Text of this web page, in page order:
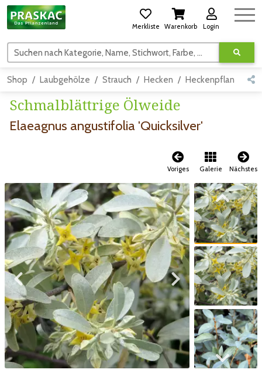
Merkliste Warenkorb Login
Suchen nach Kategorie, Name, Stichwort, Farbe, usw.
Shop Laubgehölze Strauch Hecken Heckenpflanzen
Schmalblättrige Ölweide
Elaeagnus angustifolia 'Quicksilver'
Voriges Galerie Nächstes
Zum vorigen Bild Zum nächsten Bild
Zum vorigen Bild